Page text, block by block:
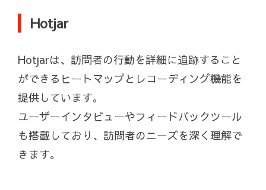
Hotjar
Hotjarは、訪問者の行動を詳細に追跡すること
ができるヒートマップとレコーディング機能を
提供しています。
ユーザーインタビューやフィードバックツール
も搭載しており、訪問者のニーズを深く理解で
きます。